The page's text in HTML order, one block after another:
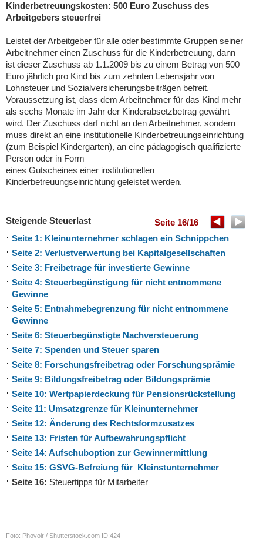
Kinderbetreuungskosten: 500 Euro Zuschuss des
Arbeitgebers steuerfrei
Leistet der Arbeitgeber für alle oder bestimmte Gruppen seiner
Arbeitnehmer einen Zuschuss für die Kinderbetreuung, dann
ist dieser Zuschuss ab 1.1.2009 bis zu einem Betrag von 500
Euro jährlich pro Kind bis zum zehnten Lebensjahr von
Lohnsteuer und Sozialversicherungsbeiträgen befreit.
Voraussetzung ist, dass dem Arbeitnehmer für das Kind mehr
als sechs Monate im Jahr der Kinderabsetzbetrag gewährt
wird. Der Zuschuss darf nicht an den Arbeitnehmer, sondern
muss direkt an eine institutionelle Kinderbetreuungseinrichtung
(zum Beispiel Kindergarten), an eine pädagogisch qualifizierte
Person oder in Form
eines Gutscheines einer institutionellen
Kinderbetreuungseinrichtung geleistet werden.
Seite 16/16
Steigende Steuerlast
Seite 1: Kleinunternehmer schlagen ein Schnippchen
Seite 2: Verlustverwertung bei Kapitalgesellschaften
Seite 3: Freibetrage für investierte Gewinne
Seite 4: Steuerbegünstigung für nicht entnommene
Gewinne
Seite 5: Entnahmebegrenzung für nicht entnommene
Gewinne
Seite 6: Steuerbegünstigte Nachversteuerung
Seite 7: Spenden und Steuer sparen
Seite 8: Forschungsfreibetrag oder Forschungsprämie
Seite 9: Bildungsfreibetrag oder Bildungsprämie
Seite 10: Wertpapierdeckung für Pensionsrückstellung
Seite 11: Umsatzgrenze für Kleinunternehmer
Seite 12: Änderung des Rechtsformzusatzes
Seite 13: Fristen für Aufbewahrungspflicht
Seite 14: Aufschuboption zur Gewinnermittlung
Seite 15: GSVG-Befreiung für Kleinstunternehmer
Seite 16: Steuertipps für Mitarbeiter
Foto: Phovoir / Shutterstock.com ID:424